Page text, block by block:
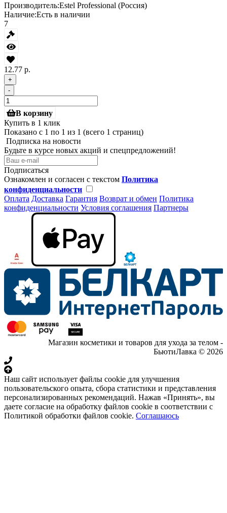
Производитель:Estel Professional (Россия)
Наличие:Есть в наличии
7
12.77 р.
+
-
В корзину
Купить в 1 клик
Показано с 1 по 1 из 1 (всего 1 страниц)
Подписка на новости
Будьте в курсе новых акций и спецпредложений!
Подписаться
Ознакомлен и согласен с текстом Политика
конфиденциальности
Оплата Доставка Гарантия Возврат и обмен Политика
конфиденциальности Условия соглашения Партнеры
Магазин косметики и товаров для ухода за телом -
БьютиЛавка © 2026
Наш сайт использует файлы cookie для улучшения
пользовательского опыта, сбора статистики и представления
персонализированных рекомендаций. Нажав «Принять», вы
даете согласие на обработку файлов cookie в соответствии с
Политикой обработки файлов cookie. Соглашаюсь